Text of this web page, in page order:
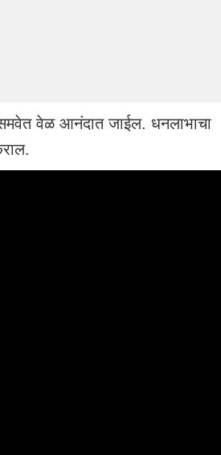
वेळ आनंदात जाईल. धनलाभाचा